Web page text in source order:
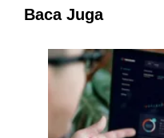
Baca Juga